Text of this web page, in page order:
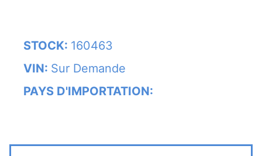
STOCK: 160463
VIN: Sur Demande
PAYS D'IMPORTATION: